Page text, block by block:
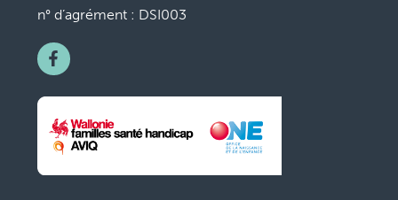
n° d’agrément : DSI003